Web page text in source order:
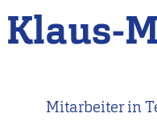
Inhalt
Klaus-
Mitarbeiter in